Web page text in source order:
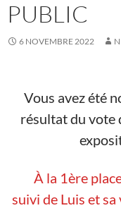
PUBLIC
6 NOVEMBRE 2022
Vous avez été
résultat du vote
À la 1ère
suivi de Luis et